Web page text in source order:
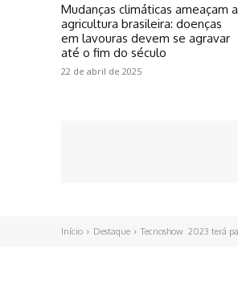
Mudanças climáticas ameaçam a
agricultura brasileira: doenças
em lavouras devem se agravar
até o fim do século
22 de abril de 2025